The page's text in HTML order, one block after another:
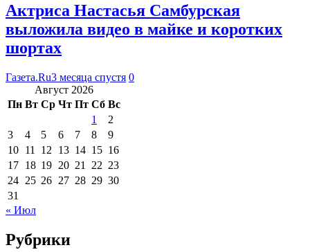
Актриса Настасья Самбурская
выложила видео в майке и коротких
шортах
Газета.Ru3 месяца спустя 0
Август 2026
Пн Вт Ср Чт Пт Сб Вс
1
2
3
4 5 6 7 8
9
10 11 12 13 14 15 16
17 18 19 20 21 22 23
24 25 26 27 28 29 30
31
« Июл
Рубрики